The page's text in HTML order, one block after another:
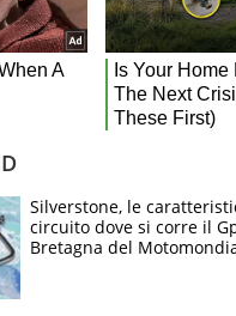
Silverstone, le
circuito dove si corre il
Bretagna del